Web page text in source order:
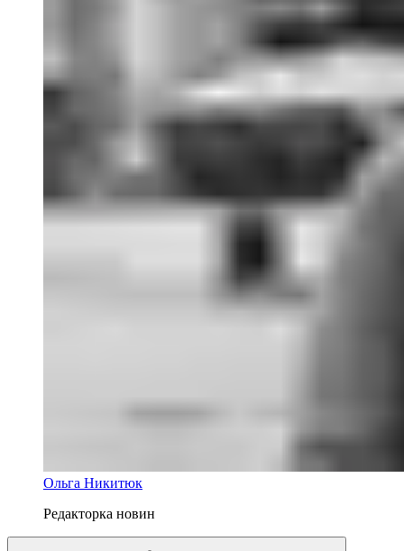
Ольга Никитюк
Редакторка новин